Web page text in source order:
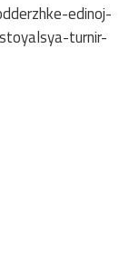
edinoj-
turnir-